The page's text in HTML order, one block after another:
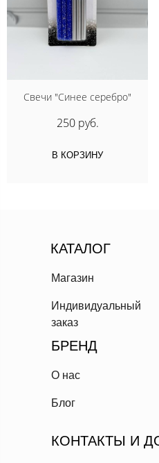
Свечи "Синее серебро"
250 руб.
В КОРЗИНУ
КАТАЛОГ
БРЕНД
КОНТАКТЫ И
Магазин
Индивидуальный
заказ
О нас
Блог